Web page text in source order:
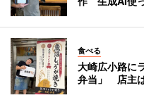
食べる
大崎広小路に
弁当」 店主